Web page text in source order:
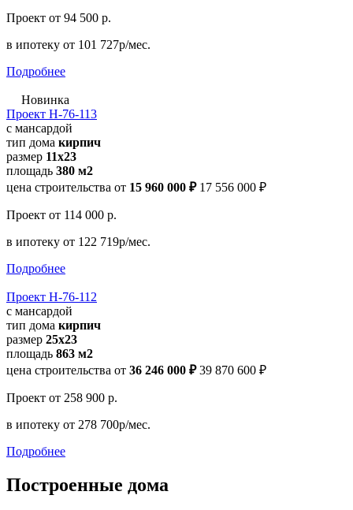
Проект от 94 500 р.
в ипотеку от 101 727р/мес.
Подробнее
Новинка
Проект Н-76-113
с мансардой
тип дома кирпич
размер 11x23
площадь 380 м2
цена строительства от 15 960 000 ₽ 17 556 000 ₽
Проект от 114 000 р.
в ипотеку от 122 719р/мес.
Подробнее
Проект Н-76-112
с мансардой
тип дома кирпич
размер 25x23
площадь 863 м2
цена строительства от 36 246 000 ₽ 39 870 600 ₽
Проект от 258 900 р.
в ипотеку от 278 700р/мес.
Подробнее
Построенные дома